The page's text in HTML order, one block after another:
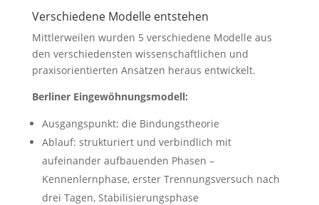
Verschiedene Modelle entstehen
Mittlerweilen wurden 5 verschiedene Modelle aus
den verschiedensten wissenschaftlichen und
praxisorientierten Ansätzen heraus entwickelt.
Berliner Eingewöhnungsmodell:
Ausgangspunkt: die Bindungstheorie
Ablauf: strukturiert und verbindlich mit
aufeinander aufbauenden Phasen –
Kennenlernphase, erster Trennungsversuch nach
drei Tagen, Stabilisierungsphase